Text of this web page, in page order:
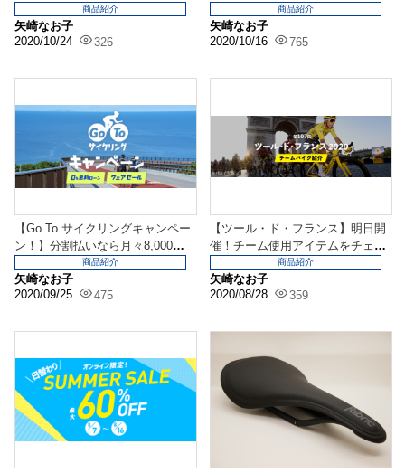
矢崎なお子
2020/10/24
326
商品紹介
矢崎なお子
2020/10/16
765
商品紹介
【Go To サイクリングキャンペー
ン！】分割払いなら月々8,000
円〜台で新車...
矢崎なお子
2020/09/25
475
商品紹介
【ツール・ド・フランス】明日開
催！チーム使用アイテムをチェッ
矢崎なお子
2020/08/28
359
商品紹介